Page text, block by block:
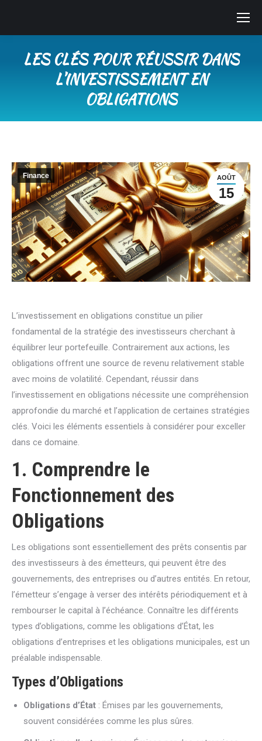
LES CLÉS POUR RÉUSSIR DANS
L’INVESTISSEMENT EN
OBLIGATIONS
AOÛT
15
Finance
L’investissement en obligations constitue un pilier
fondamental de la stratégie des investisseurs cherchant à
équilibrer leur portefeuille. Contrairement aux actions, les
obligations offrent une source de revenu relativement stable
avec moins de volatilité. Cependant, réussir dans
l’investissement en obligations nécessite une compréhension
approfondie du marché et l’application de certaines stratégies
clés. Voici les éléments essentiels à considérer pour exceller
dans ce domaine.
1. Comprendre le
Fonctionnement des
Obligations
Les obligations sont essentiellement des prêts consentis par
des investisseurs à des émetteurs, qui peuvent être des
gouvernements, des entreprises ou d’autres entités. En retour,
l’émetteur s’engage à verser des intérêts périodiquement et à
rembourser le capital à l’échéance. Connaître les différents
types d’obligations, comme les obligations d’État, les
obligations d’entreprises et les obligations municipales, est un
préalable indispensable.
Types d’Obligations
Obligations d’État : Émises par les gouvernements,
souvent considérées comme les plus sûres.